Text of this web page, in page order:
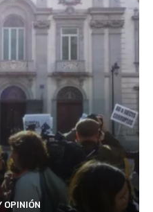
OPINIÓN